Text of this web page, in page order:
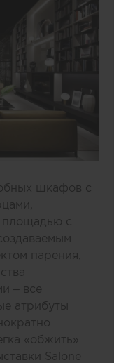
шкафов с
площадью с
парения,
– все
атрибуты
«обжить»
Salone